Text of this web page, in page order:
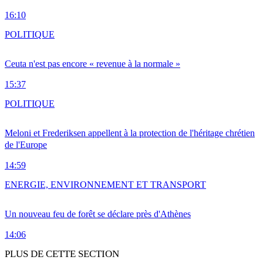
16:10
Ceuta n'est pas encore « revenue à la normale »
15:37
POLITIQUE
Meloni et Frederiksen appellent à la protection de l'héritage chrétien
de l'Europe
14:59
POLITIQUE
Un nouveau feu de forêt se déclare près d'Athènes
14:06
ENERGIE, ENVIRONNEMENT ET TRANSPORT
PLUS DE CETTE SECTION